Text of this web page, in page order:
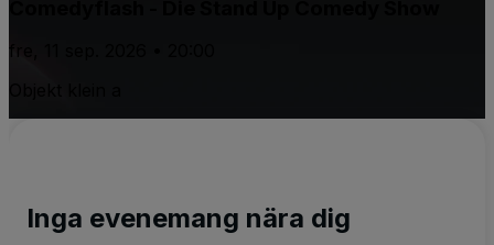
fre, 11 sep. 2026 • 20:00
Inga evenemang nära dig